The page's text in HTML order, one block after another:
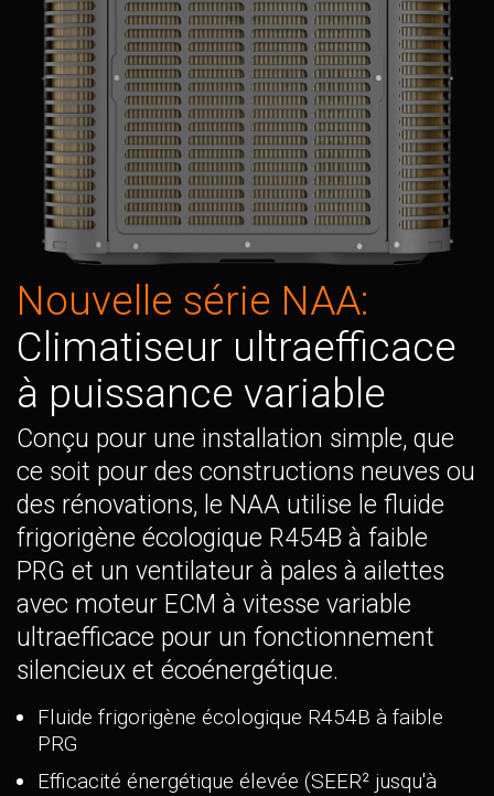
Nouvelle série NAA:
Climatiseur ultraefficace
à puissance variable
Conçu pour une installation simple, que
ce soit pour des constructions neuves ou
des rénovations, le NAA utilise le fluide
frigorigène écologique R454B à faible
PRG et un ventilateur à pales à ailettes
avec moteur ECM à vitesse variable
ultraefficace pour un fonctionnement
silencieux et écoénergétique.
Fluide frigorigène écologique R454B à faible
PRG
Efficacité énergétique élevée (SEER² jusqu'à